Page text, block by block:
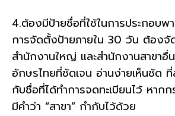
4.ต้องมีป้ายชื่อที่ใช้ในการประกอบ
การจัดตั้งป้ายภายใน 30 วัน ต้องจั
สำนักงานใหญ่ และสำนักงานสาขาอื่
อักษรไทยที่ชัดเจน อ่านง่ายเห็นชัด
กับชื่อที่ได้ทำการจดทะเบียนไว้ หาก
มีคำว่า “สาขา” กำกับไว้ด้วย